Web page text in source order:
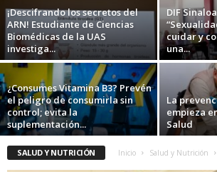
¡Descifrando los secretos del
ARN! Estudiante de Ciencias
Biomédicas de la UAS
investiga...
DIF
cuidar y
una...
¿Consumes Vitamina B3? Prevén
el peligro de consumirla sin
control; evita la
suplementación...
La
empieza
Salud
SALUD Y NUTRICIÓN Inicio Salud y Nutrición